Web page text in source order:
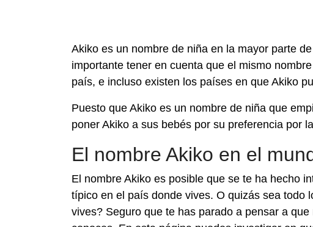
Akiko es un nombre de niña en la mayor parte
importante tener en cuenta que el mismo
país, e incluso existen los países en que Akiko
Puesto que Akiko es un nombre de niña que
poner Akiko a sus bebés por su preferencia por
El nombre Akiko en el
El nombre Akiko es posible que se te ha hecho
típico en el país donde vives. O quizás sea todo
vives? Seguro que te has parado a pensar a